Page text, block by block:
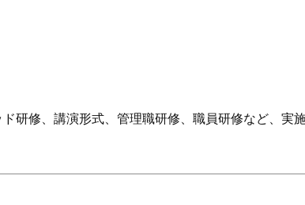
研修、講演形式、管理職研修、職員研修など、実